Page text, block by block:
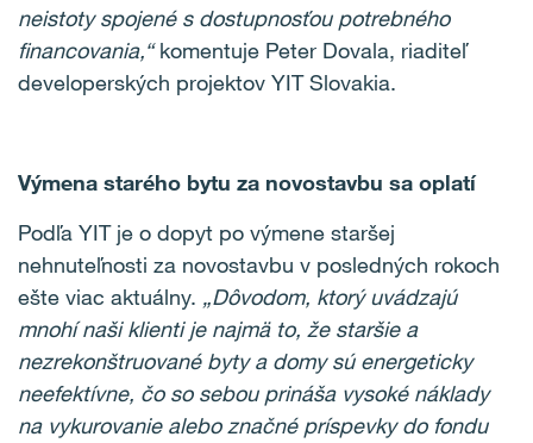
neistoty spojené s dostupnosťou potrebného
financovania,“komentuje Peter Dovala, riaditeľ
developerských projektov YIT Slovakia.
Výmena starého bytu za novostavbu sa oplatí
Podľa YIT je o dopyt po výmene staršej
nehnuteľnosti za novostavbu v posledných rokoch
ešte viac aktuálny. „Dôvodom, ktorý uvádzajú
mnohí naši klienti je najmä to, že staršie a
nezrekonštruované byty a domy sú energeticky
neefektívne, čo so sebou prináša vysoké náklady
na vykurovanie alebo značné príspevky do fondu